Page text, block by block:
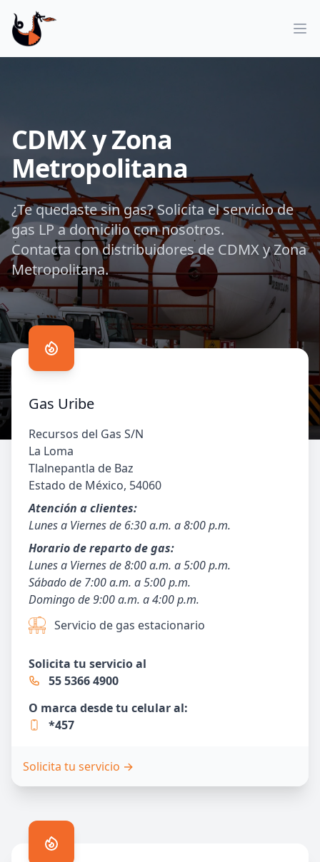
CDMX y Zona
Metropolitana
¿Te quedaste sin gas? Solicita el servicio de
gas LP a domicilio con nosotros.
Contacta con distribuidores de CDMX y Zona
Metropolitana.
Contact us
Gas Uribe
Recursos del Gas S/N
La Loma
Tlalnepantla de Baz
Estado de México, 54060
Atención a clientes:
Lunes a Viernes de 6:30 a.m. a 8:00 p.m.
Horario de reparto de gas:
Lunes a Viernes de 8:00 a.m. a 5:00 p.m.
Sábado de 7:00 a.m. a 5:00 p.m.
Domingo de 9:00 a.m. a 4:00 p.m.
Servicio de gas estacionario
Solicita tu servicio al
55 5366 4900
O marca desde tu celular al:
*457
Solicita tu servicio →